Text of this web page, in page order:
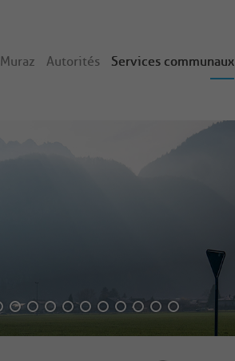
Autorités Services communaux